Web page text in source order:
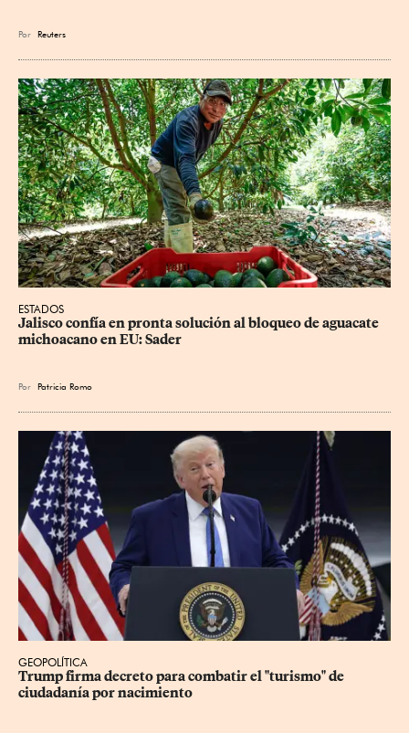
Por Reuters
ESTADOS
Jalisco confía en pronta solución al bloqueo de aguacate
michoacano en EU: Sader
Por Patricia Romo
GEOPOLÍTICA
Trump firma decreto para combatir el "turismo" de
ciudadanía por nacimiento